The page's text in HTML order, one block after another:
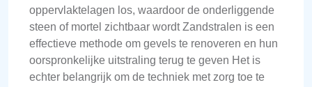
oppervlaktelagen los, waardoor de onderliggende
steen of mortel zichtbaar wordt Zandstralen is een
effectieve methode om gevels te renoveren en hun
oorspronkelijke uitstraling terug te geven Het is
echter belangrijk om de techniek met zorg toe te